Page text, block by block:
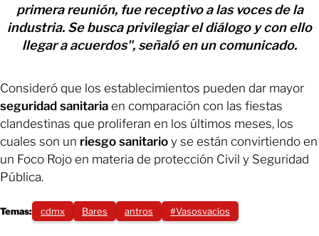
primera reunión, fue receptivo a las voces de la
industria. Se busca privilegiar el diálogo y con ello
llegar a acuerdos", señaló en un comunicado.
Consideró que los establecimientos pueden dar mayor
seguridad sanitaria en comparación con las fiestas
clandestinas que proliferan en los últimos meses, los
cuales son un riesgo sanitario y se están convirtiendo en
un Foco Rojo en materia de protección Civil y Seguridad
Pública.
Temas: cdmx Bares antros #Vasosvacíos